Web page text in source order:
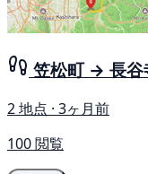
笠松町 → 長谷
2 地点 · 3ヶ月前
100 閲覧